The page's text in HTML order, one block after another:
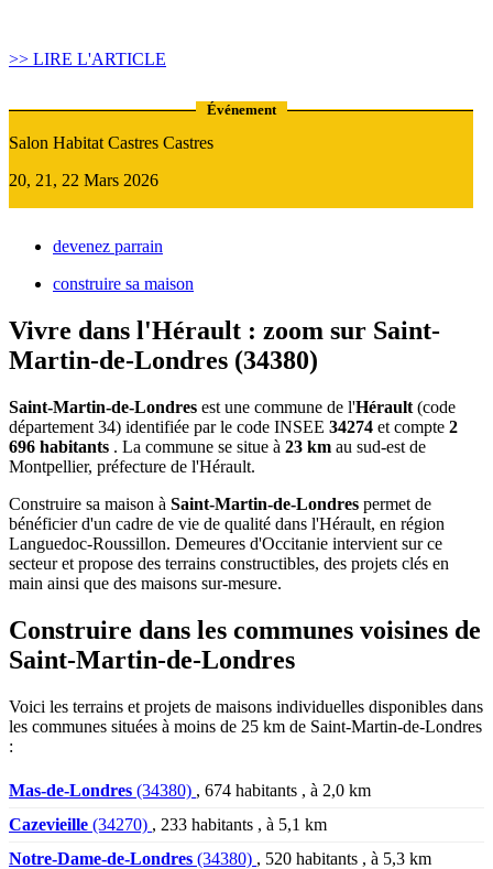
>> LIRE L'ARTICLE
Événement
Salon Habitat Castres Castres
20, 21, 22 Mars 2026
devenez parrain
construire sa maison
Vivre dans l'Hérault : zoom sur Saint-
Martin-de-Londres (34380)
Saint-Martin-de-Londres est une commune de l'Hérault (code
département 34) identifiée par le code INSEE 34274 et compte 2
696 habitants . La commune se situe à 23 km au sud-est de
Montpellier, préfecture de l'Hérault.
Construire sa maison à Saint-Martin-de-Londres permet de
bénéficier d'un cadre de vie de qualité dans l'Hérault, en région
Languedoc-Roussillon. Demeures d'Occitanie intervient sur ce
secteur et propose des terrains constructibles, des projets clés en
main ainsi que des maisons sur-mesure.
Construire dans les communes voisines de
Saint-Martin-de-Londres
Voici les terrains et projets de maisons individuelles disponibles dans
les communes situées à moins de 25 km de Saint-Martin-de-Londres
:
Mas-de-Londres (34380) , 674 habitants , à 2,0 km
Cazevieille (34270) , 233 habitants , à 5,1 km
Notre-Dame-de-Londres (34380) , 520 habitants , à 5,3 km